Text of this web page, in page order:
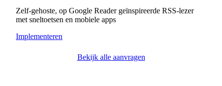
Zelf-gehoste, op Google Reader geïnspireerde RSS-lezer
met sneltoetsen en mobiele apps
Implementeren
Bekijk alle aanvragen